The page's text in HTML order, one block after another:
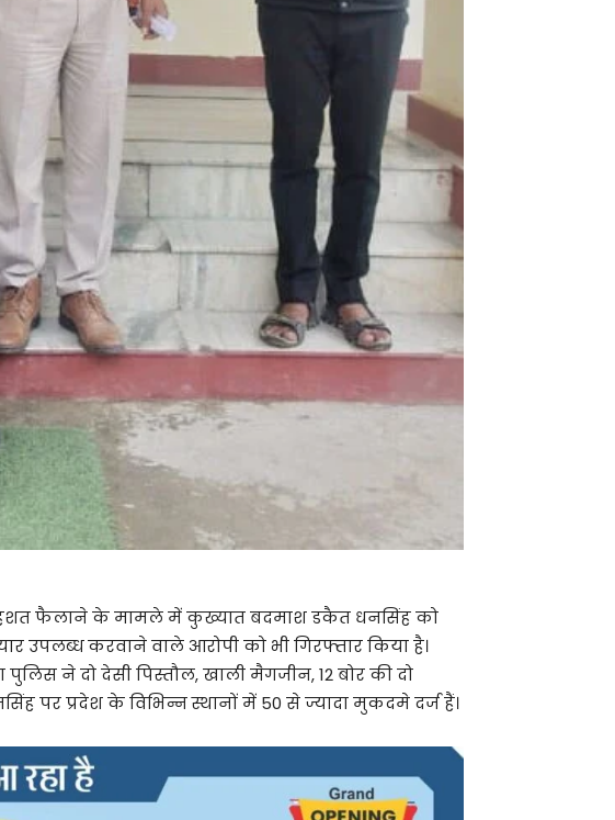
फैलाने के मामले में कुख्यात बदमाश डकैत धनसिंह को
उपलब्ध करवाने वाले आरोपी को भी गिरफ्तार किया है।
ने दो देसी पिस्तौल, खाली मैगजीन, 12 बोर की दो
पर प्रदेश के विभिन्न स्थानों में 50 से ज्यादा मुकदमे दर्ज हैं।